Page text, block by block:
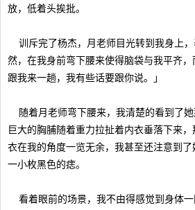
放，低着头挨批。
训斥完了杨杰，月老师目光转到我身上
然，在我身前弯下腰来使得脑袋与我平齐
跟我来一趟，我有些话要跟你说。」
随着月老师弯下腰来，我清楚的看到了她
巨大的胸脯随着重力拉扯着内衣垂落下来
衣在我的角度一览无余，我甚至还注意到
一小枚黑色的痣。
看着眼前的场景，我不由得感觉到身体